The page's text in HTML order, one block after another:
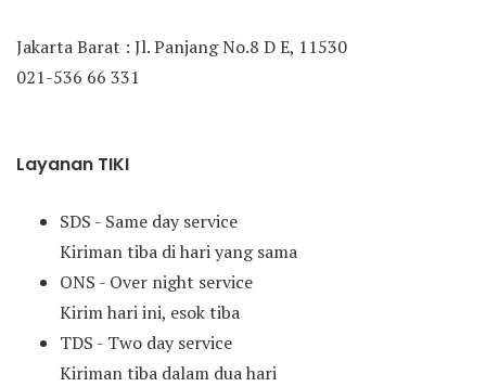
Jakarta Barat : Jl. Panjang No.8 D E, 11530
021-536 66 331
Layanan TIKI
SDS - Same day service
Kiriman tiba di hari yang sama
ONS - Over night service
Kirim hari ini, esok tiba
TDS - Two day service
Kiriman tiba dalam dua hari